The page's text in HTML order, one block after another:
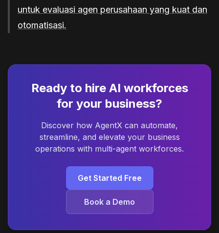
untuk evaluasi agen perusahaan yang kuat dan
otomatisasi.
Ready to hire AI workforces
for your business?
Discover how AgentX can automate,
streamline, and elevate your business
operations with multi-agent workforces.
Get Started Free
Book a Demo